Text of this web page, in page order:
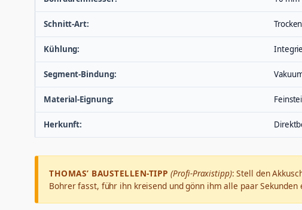
Schnitt-Art:
Kühlung:
Segment-Bindung:
Material-Eignung:
Herkunft:
THOMAS’ BAUSTELLEN-TIPP (Profi-Praxistipp): Stell den
Bohrer fasst, führ ihn kreisend und gönn ihm alle paar